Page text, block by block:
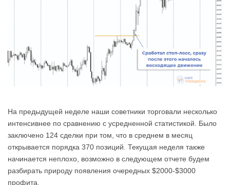
На предыдущей неделе наши советники торговали несколько
интенсивнее по сравнению с усредненной статистикой. Было
заключено 124 сделки при том, что в среднем в месяц
открывается порядка 370 позиций. Текущая неделя также
начинается неплохо, возможно в следующем отчете будем
разбирать природу появления очередных $2000-$3000
профита.